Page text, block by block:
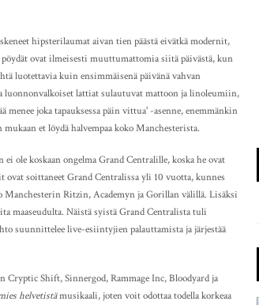
hipsterilaumat aivan tien päästä eivätkä modernit,
ovat ilmeisesti muuttumattomia siitä päivästä, kun
luotettavia kuin ensimmäisenä päivänä vahvan
luonnonvalkoiset lattiat sulautuvat mattoon ja linoleumiin,
menee joka tapauksessa päin vittua' -asenne, enemmänkin
et löydä halvempaa koko Manchesterista.
koskaan ongelma Grand Centralille, koska he ovat
soittaneet Grand Centralissa yli 10 vuotta, kunnes
Manchesterin Ritzin, Academyn ja Gorillan välillä. Lisäksi
maaseudulta. Näistä syistä Grand Centralista tuli
suunnittelee live-esiintyjien palauttamista ja järjestää
Shift, Sinnergod, Rammage Inc, Bloodyard ja
helvetistämusikaali, joten voit odottaa todella korkeaa